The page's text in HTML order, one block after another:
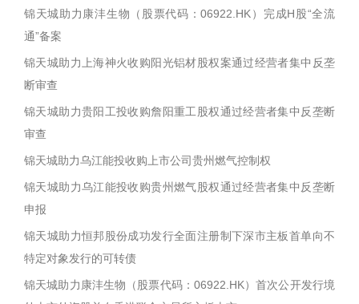
锦天城助力康沣生物（股票代码：06922.HK）完成H股“全流
通”备案
锦天城助力上海神火收购阳光铝材股权案通过经营者集中反垄
断审查
锦天城助力贵阳工投收购詹阳重工股权通过经营者集中反垄断
审查
锦天城助力乌江能投收购上市公司贵州燃气控制权
锦天城助力乌江能投收购贵州燃气股权通过经营者集中反垄断
申报
锦天城助力恒邦股份成功发行全面注册制下深市主板首单向不
特定对象发行的可转债
锦天城助力康沣生物（股票代码：06922.HK）首次公开发行境